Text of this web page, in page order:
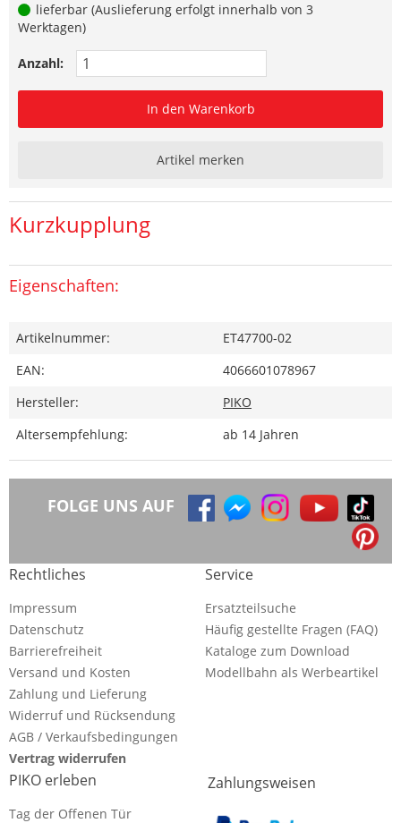
lieferbar (Auslieferung erfolgt innerhalb von 3
Werktagen)
Anzahl:
In den Warenkorb
Artikel merken
Kurzkupplung
Eigenschaften:
Artikelnummer:
ET47700-02
EAN:
4066601078967
Hersteller:
PIKO
Altersempfehlung:
ab 14 Jahren
FOLGE UNS AUF
Rechtliches
Impressum
Datenschutz
Barrierefreiheit
Versand und Kosten
Zahlung und Lieferung
Widerruf und Rücksendung
AGB / Verkaufsbedingungen
Vertrag widerrufen
Service
Ersatzteilsuche
Häufig gestellte Fragen (FAQ)
Kataloge zum Download
Modellbahn als Werbeartikel
PIKO erleben
Tag der Offenen Tür
Zahlungsweisen